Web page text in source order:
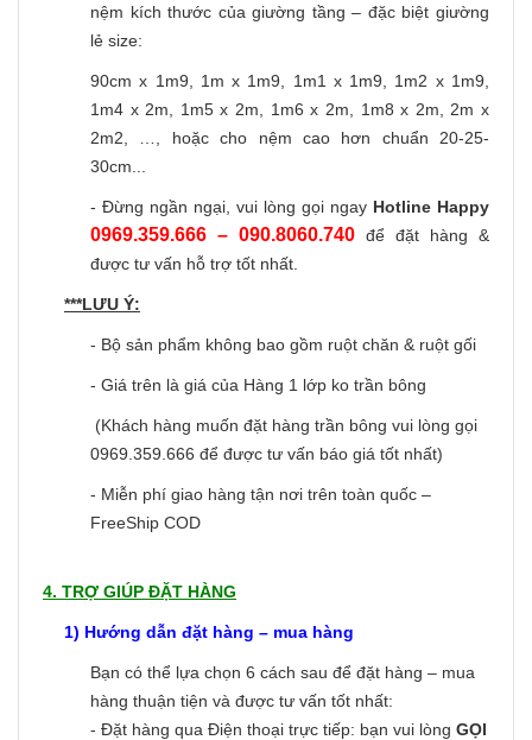
nệm kích thước của giường tầng – đặc biệt giường
lẻ size:
90cm x 1m9, 1m x 1m9, 1m1 x 1m9, 1m2 x 1m9,
1m4 x 2m, 1m5 x 2m, 1m6 x 2m, 1m8 x 2m, 2m x
2m2, …, hoặc cho nệm cao hơn chuẩn 20-25-
30cm...
- Đừng ngần ngại, vui lòng gọi ngay Hotline Happy
0969.359.666 – 090.8060.740 để đặt hàng &
được tư vấn hỗ trợ tốt nhất.
***LƯU Ý:
- Bộ sản phẩm không bao gồm ruột chăn & ruột gối
- Giá trên là giá của Hàng 1 lớp ko trần bông
(Khách hàng muốn đặt hàng trần bông vui lòng gọi
0969.359.666 để được tư vấn báo giá tốt nhất)
- Miễn phí giao hàng tận nơi trên toàn quốc –
FreeShip COD
4. TRỢ GIÚP ĐẶT HÀNG
1) Hướng dẫn đặt hàng – mua hàng
Bạn có thể lựa chọn 6 cách sau để đặt hàng – mua
hàng thuận tiện và được tư vấn tốt nhất:
- Đặt hàng qua Điện thoại trực tiếp: bạn vui lòng GỌI